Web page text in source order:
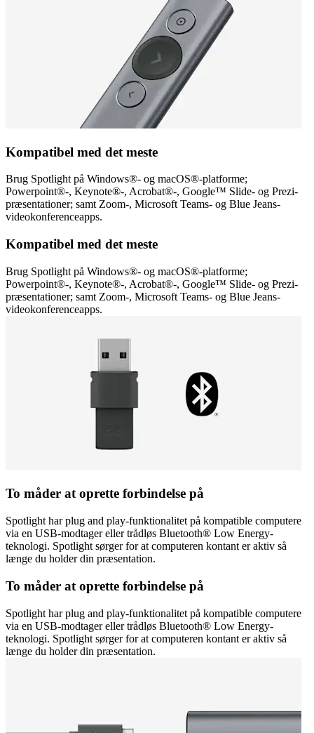
Kompatibel med det meste
Brug Spotlight på Windows®- og macOS®-platforme;
Powerpoint®-, Keynote®-, Acrobat®-, Google™ Slide- og Prezi-
præsentationer; samt Zoom-, Microsoft Teams- og Blue Jeans-
videokonferenceapps.
Kompatibel med det meste
Brug Spotlight på Windows®- og macOS®-platforme;
Powerpoint®-, Keynote®-, Acrobat®-, Google™ Slide- og Prezi-
præsentationer; samt Zoom-, Microsoft Teams- og Blue Jeans-
videokonferenceapps.
To måder at oprette forbindelse på
Spotlight har plug and play-funktionalitet på kompatible computere
via en USB-modtager eller trådløs Bluetooth® Low Energy-
teknologi. Spotlight sørger for at computeren kontant er aktiv så
længe du holder din præsentation.
To måder at oprette forbindelse på
Spotlight har plug and play-funktionalitet på kompatible computere
via en USB-modtager eller trådløs Bluetooth® Low Energy-
teknologi. Spotlight sørger for at computeren kontant er aktiv så
længe du holder din præsentation.